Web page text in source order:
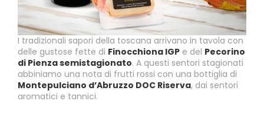
I tradizionali sapori della toscana arrivano in tavola con
delle gustose fette di Finocchiona IGP e del Pecorino
di Pienza semistagionato. A questi sentori stagionati
abbiniamo una nota di frutti rossi con una bottiglia di
Montepulciano d’Abruzzo DOC Riserva, dai sentori
aromatici e tannici.